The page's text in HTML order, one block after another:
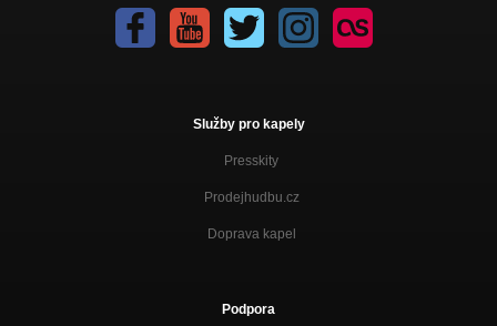
Služby pro kapely
Presskity
Prodejhudbu.cz
Doprava kapel
Podpora